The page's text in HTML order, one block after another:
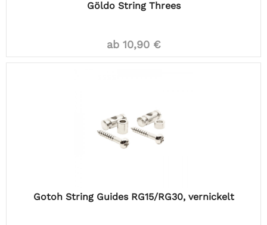
Göldo String Threes
ab 10,90 €
Gotoh String Guides RG15/RG30, vernickelt